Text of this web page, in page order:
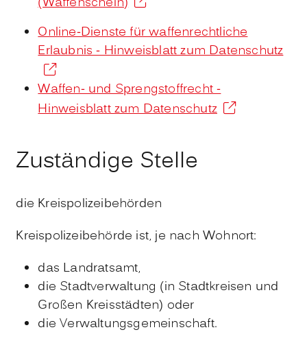
Online-Dienste für waffenrechtliche
Erlaubnis - Hinweisblatt zum Datenschutz
Waffen- und Sprengstoffrecht -
Hinweisblatt zum Datenschutz
Zuständige Stelle
die Kreispolizeibehörden
Kreispolizeibehörde ist, je nach Wohnort:
das Landratsamt,
die Stadtverwaltung (in Stadtkreisen und
Großen Kreisstädten) oder
die Verwaltungsgemeinschaft.